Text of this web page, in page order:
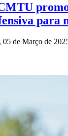
para
05 de Março de